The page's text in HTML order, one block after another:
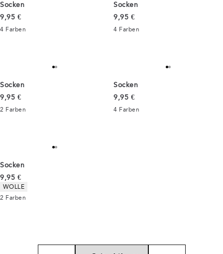
Socken
Preis
9,95 €
4 Farben
Socken
Preis
9,95 €
4 Farben
Socken
Preis
9,95 €
2 Farben
Socken
Preis
9,95 €
4 Farben
Socken
Preis
9,95 €
Produkteigenschaften
WOLLE
2 Farben